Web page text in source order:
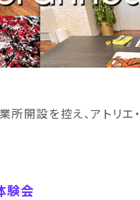
開設を控え、アトリエ
験会